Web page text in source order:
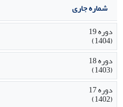
شماره جاری
دوره 19
(1404)
دوره 18
(1403)
دوره 17
(1402)